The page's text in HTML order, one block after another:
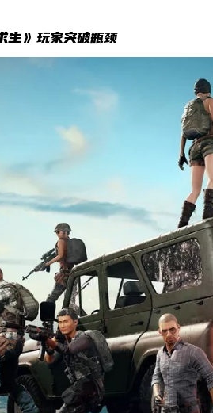
生》玩家突破瓶颈